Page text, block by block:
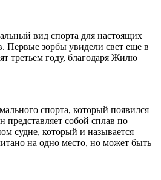
вид спорта для настоящих
Первые зорбы увидели свет еще в
третьем году, благодаря Жилю
спорта, который появился
представляет собой сплав по
судне, который и называется
на одно место, но может быть